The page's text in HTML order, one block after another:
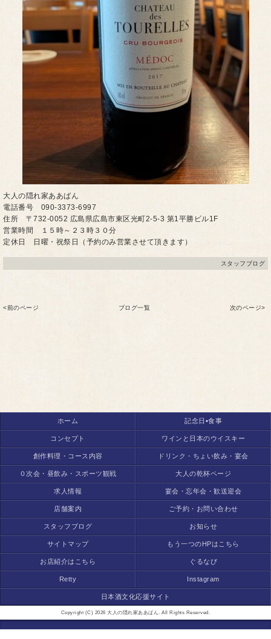
大人の隠れ家ああばん
電話番号 090-3373-6997
住所 〒732-0052 広島県広島市東区光町2-5-3 第1平勝ビル1F
営業時間 １５時～２３時３０分
定休日 日曜・祝祭日（予約のみ営業させて頂きます）
スタッフブログ
<前のページ ブログ一覧 次のページ>
ホーム 記念日▪食事
コンセプト ワインと日本のウイスキー
創作料理・コース内容 ドリンク・ちょい飲み・宴会
０次会・昼飲み・スポーツ観戦 大人の乾杯ページ
求人情報 宴会・忘年会・歓送迎会
店舗案内 ご予約・お問い合わせ
スタッフブログ お知らせ
サイトマップ もう一つのHPはこちら
お店紹介はこちら ぐるなび
Retty Instagram
日本酒文化応援サイト
Copyright (C) 2026 大人の隠れ家ああばん. All Rights Reserved.